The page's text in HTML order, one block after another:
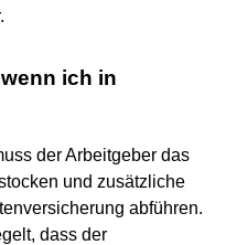
ich in
der Arbeitgeber das
und zusätzliche
abführen.
dass der